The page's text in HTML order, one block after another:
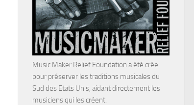
Music Maker Relief Foundation a été crée
pour préserver les traditions musicales du
Sud des Etats Unis, aidant directement les
musiciens qui les créent.